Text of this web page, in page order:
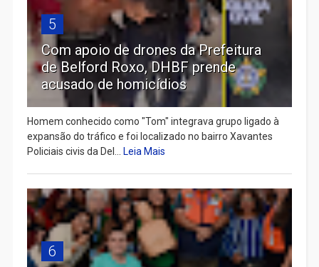
5
Com apoio de drones da Prefeitura
de Belford Roxo, DHBF prende
acusado de homicídios
Homem conhecido como "Tom" integrava grupo ligado à
expansão do tráfico e foi localizado no bairro Xavantes
Policiais civis da Del... Leia Mais
6